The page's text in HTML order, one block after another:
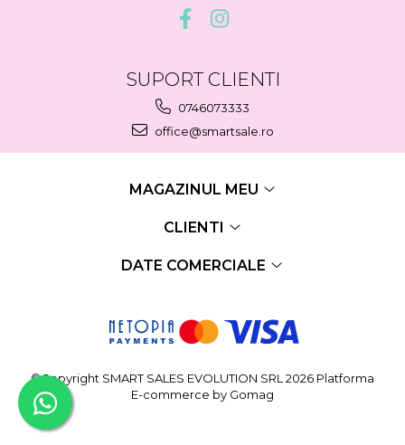
SUPORT CLIENTI
0746073333
office@smartsale.ro
MAGAZINUL MEU
CLIENTI
DATE COMERCIALE
©Copyright SMART SALES EVOLUTION SRL 2026 Platforma
E-commerce by Gomag